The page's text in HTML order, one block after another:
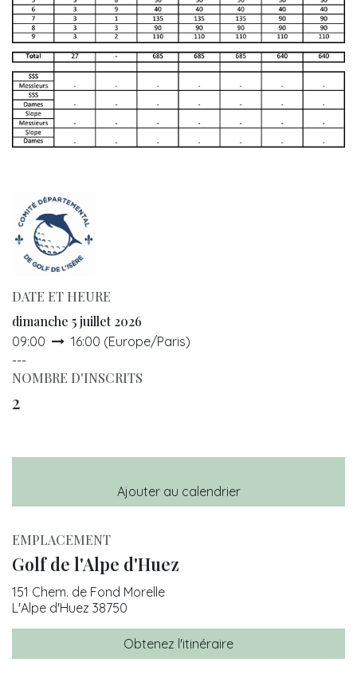
DATE ET HEURE
dimanche 5 juillet 2026
09:00 16:00 (Europe/Paris)
---
NOMBRE D'INSCRITS
2
Ajouter au calendrier
EMPLACEMENT
Golf de l'Alpe d'Huez
151 Chem. de Fond Morelle
L'Alpe d'Huez 38750
Obtenez l'itinéraire